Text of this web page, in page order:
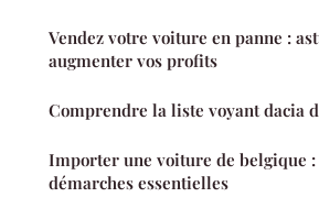
Vendez votre voiture en panne :
augmenter vos profits
Comprendre la liste voyant dacia
Importer une voiture de belgique :
démarches essentielles